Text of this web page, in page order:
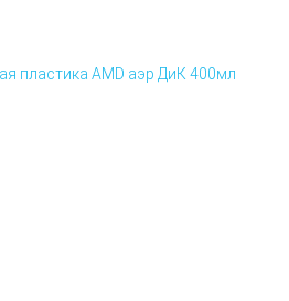
пластика AMD аэр ДиК 400мл